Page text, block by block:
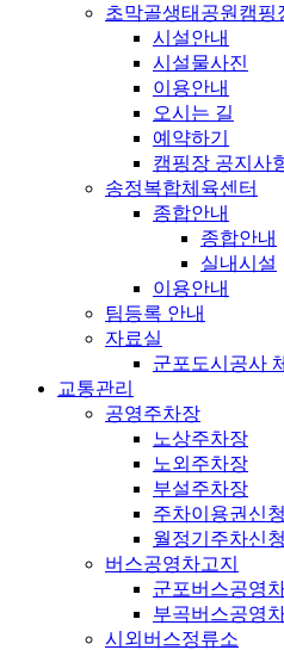
초막골생태공원캠핑
시설안내
시설물사진
이용안내
오시는 길
예약하기
캠핑장 공지사
송정복합체육센터
종합안내
종합안내
실내시설
이용안내
팀등록 안내
자료실
군포도시공사
교통관리
공영주차장
노상주차장
노외주차장
부설주차장
주차이용권신청
월정기주차신청
버스공영차고지
군포버스공영
부곡버스공영
시외버스정류소